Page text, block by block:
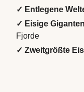
✓ Entlegene
✓ Eisige
Fjorde
✓ Zweitgrößte